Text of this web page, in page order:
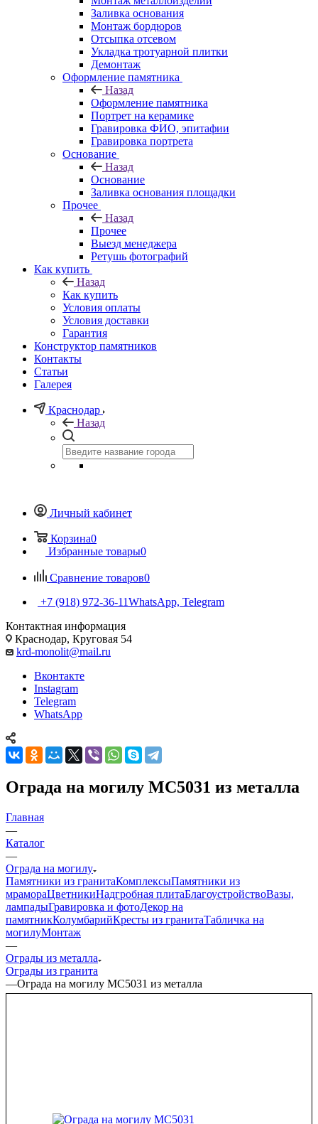
Заливка основания
Монтаж бордюров
Отсыпка отсевом
Укладка тротуарной плитки
Демонтаж
Оформление памятника
Назад
Оформление памятника
Портрет на керамике
Гравировка ФИО, эпитафии
Гравировка портрета
Основание
Назад
Основание
Заливка основания площадки
Прочее
Назад
Прочее
Выезд менеджера
Ретушь фотографий
Как купить
Назад
Как купить
Условия оплаты
Условия доставки
Гарантия
Конструктор памятников
Контакты
Статьи
Галерея
Краснодар
Назад
Личный кабинет
Корзина0
Избранные товары0
Сравнение товаров0
+7 (918) 972-36-11WhatsApp, Telegram
Контактная информация
Краснодар, Круговая 54
krd-monolit@mail.ru
Вконтакте
Instagram
Telegram
WhatsApp
Ограда на могилу МС5031 из металла
Главная
—
Каталог
—
Ограда на могилу
Памятники из гранитаКомплексыПамятники из
мрамораЦветникиНадгробная плитаБлагоустройствоВазы,
лампадыГравировка и фотоДекор на
памятникКолумбарийКресты из гранитаТабличка на
могилуМонтаж
—
Ограды из металла
Ограды из гранита
—Ограда на могилу МС5031 из металла